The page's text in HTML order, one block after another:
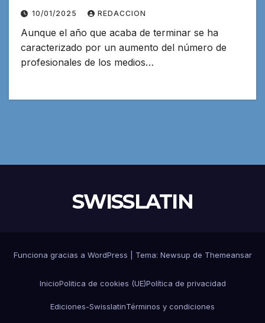
10/01/2025 REDACCION
Aunque el año que acaba de terminar se ha
caracterizado por un aumento del número de
profesionales de los medios…
SWISSLATIN
Funciona gracias a WordPress Tema: Newsup de Themeansar
InicioPolitica de cookies (UE)Política de privacidad
Ediciones-SwisslatinTérminos y condiciones